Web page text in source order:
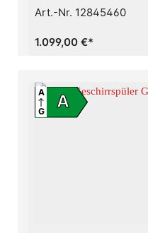
schonen die
50% Strom mit Hilfe des
ComfortCloseMehr
Geschirr − Mit
Art.-Nr. 12845460
1.099,00 €*
A
A
G